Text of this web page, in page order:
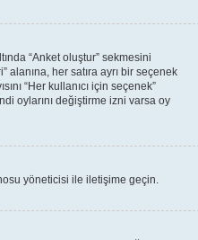
“Anket oluştur” sekmesini
alanına, her satıra ayrı bir seçenek
“Her kullanıcı için seçenek”
oylarını değiştirme izni varsa oy
yöneticisi ile iletişime geçin.